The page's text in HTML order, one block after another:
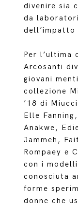
divenire sia
da
Per l’ultima
Arcosanti
giovani
collezione
’18 di
Elle
Anakwe,
Jammeh,
Rompaey e
con i
conosciuta
forme
donne che